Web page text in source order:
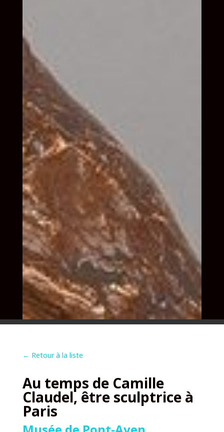
← Retour à la liste
Au temps de Camille
Claudel, être sculptrice à
Paris